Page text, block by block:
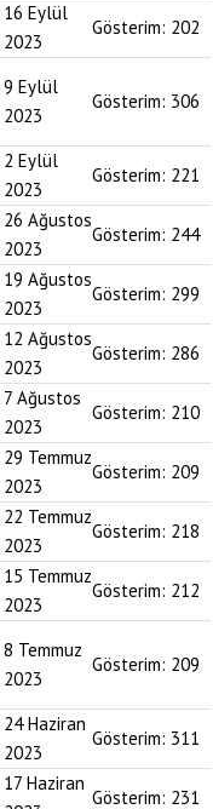
16 Eylül
2023
Gösterim: 202
9 Eylül
2023
Gösterim: 306
2 Eylül
2023
Gösterim: 221
26 Ağustos
2023
Gösterim: 244
19 Ağustos
2023
Gösterim: 299
12 Ağustos
2023
Gösterim: 286
7 Ağustos
2023
Gösterim: 210
29 Temmuz
2023
Gösterim: 209
22 Temmuz
2023
Gösterim: 218
15 Temmuz
2023
Gösterim: 212
8 Temmuz
2023
Gösterim: 209
24 Haziran
2023
Gösterim: 311
17 Haziran
Gösterim: 231